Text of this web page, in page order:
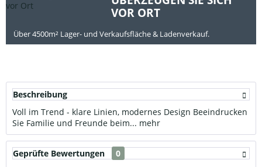
VOR ORT
Über 4500m² Lager- und Verkaufsfläche & Ladenverkauf.
Beschreibung
Voll im Trend - klare Linien, modernes Design Beeindrucken
Sie Familie und Freunde beim... mehr
Geprüfte Bewertungen
0